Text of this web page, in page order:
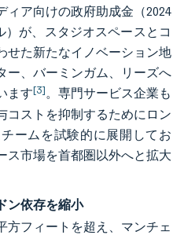
ィア向けの政府助成金（2024
）が、スタジオスペースとコ
せた新たなイノベーション地
ー、バーミンガム、リーズへ
ます[3]。専門サービス企業も
コストを抑制するためにロン
ームを試験的に展開してお
ス市場を首都圏以外へと拡大
ン依存を縮小
方フィートを超え、マンチェ